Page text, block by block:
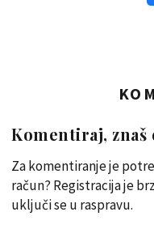
Komentiraj, znaš
Za komentiranje je
račun? Registracija je
uključi se u raspravu.